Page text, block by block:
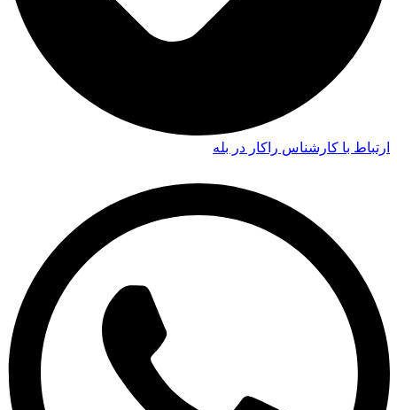
ارتباط با کارشناس راکار در بله